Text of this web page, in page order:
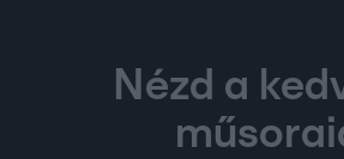
Nézd a